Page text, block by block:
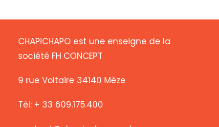
CHAPICHAPO est une enseigne de la
société FH CONCEPT
9 rue Voltaire 34140 Mèze
Tél: + 33 609.175.400